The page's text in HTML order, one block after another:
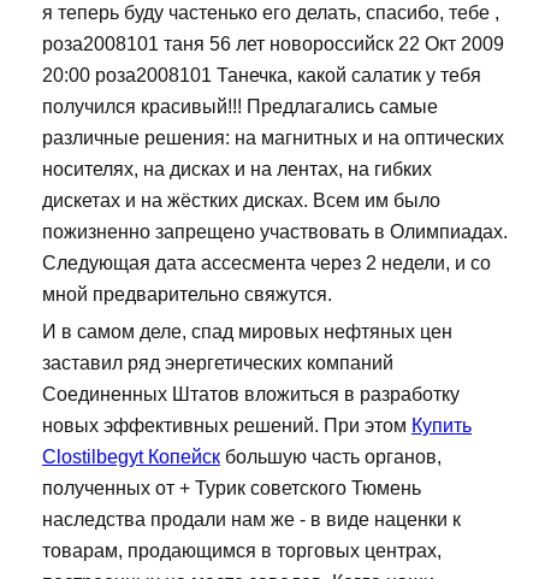
я теперь буду частенько его делать, спасибо, тебе ,
роза2008101 таня 56 лет новороссийск 22 Окт 2009
20:00 роза2008101 Танечка, какой салатик у тебя
получился красивый!!! Предлагались самые
различные решения: на магнитных и на оптических
носителях, на дисках и на лентах, на гибких
дискетах и на жёстких дисках. Всем им было
пожизненно запрещено участвовать в Олимпиадах.
Следующая дата ассесмента через 2 недели, и со
мной предварительно свяжутся.
И в самом деле, спад мировых нефтяных цен
заставил ряд энергетических компаний
Соединенных Штатов вложиться в разработку
новых эффективных решений. При этом Купить
Clostilbegyt Копейск большую часть органов,
полученных от + Турик советского Тюмень
наследства продали нам же - в виде наценки к
товарам, продающимся в торговых центрах,